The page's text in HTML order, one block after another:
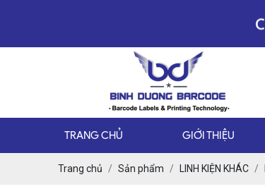
TRANG CHỦ GIỚI THIỆU
Trang chủ Sản phẩm LINH KIỆN KHÁC